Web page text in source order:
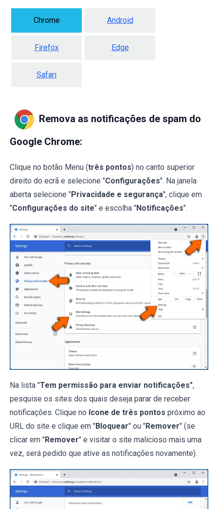
Chrome Android
Firefox Edge
Safari
Remova as notificações de spam do
Google Chrome:
Clique no botão Menu (três pontos) no canto superior
direito do ecrã e selecione "Configurações". Na janela
aberta selecione "Privacidade e segurança", clique em
"Configurações do site" e escolha "Notificações".
Na lista "Tem permissão para enviar notificações",
pesquise os sites dos quais deseja parar de receber
notificações. Clique no ícone de três pontos próximo ao
URL do site e clique em "Bloquear" ou "Remover" (se
clicar em "Remover" e visitar o site malicioso mais uma
vez, será pedido que ative as notificações novamente).